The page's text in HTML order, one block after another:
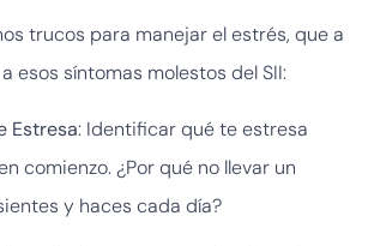
trucos para manejar el estrés, que a
esos síntomas molestos del SII:
Estresa: Identificar qué te estresa
comienzo. ¿Por qué no llevar un
y haces cada día?